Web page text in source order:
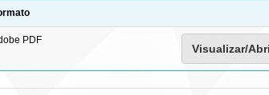
PDF
Visualizar/